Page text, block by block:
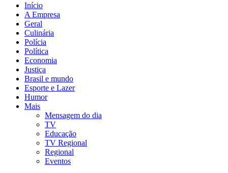
Início
A Empresa
Geral
Culinária
Polícia
Política
Economia
Justiça
Brasil e mundo
Esporte e Lazer
Humor
Mais
Mensagem do dia
TV
Educação
TV Regional
Regional
Eventos